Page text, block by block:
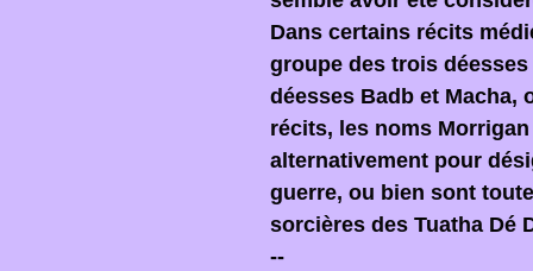
Dans certains récits
groupe des trois
déesses Badb et Macha,
récits, les noms
alternativement pour
guerre, ou bien sont
sorcières des Tuatha Dé
--